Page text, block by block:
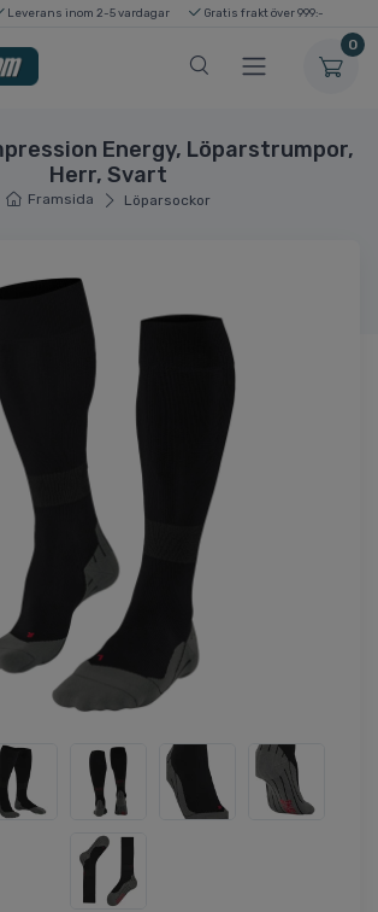
Leverans inom 2-5 vardagar Gratis frakt över 999:-
0
Energy, Löparstrumpor,
Herr, Svart
Framsida Löparsockor